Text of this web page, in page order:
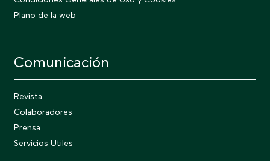
Plano de la web
Comunicación
Revista
Colaboradores
Prensa
Servicios Utiles